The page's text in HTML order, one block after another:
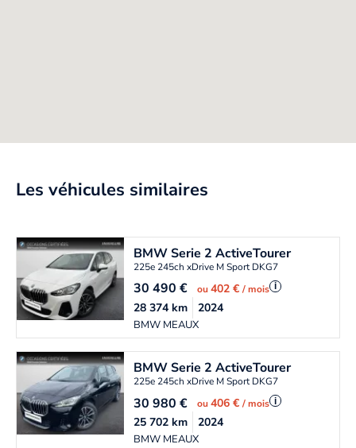
Les véhicules similaires
BMWSerie 2 ActiveTourer
225e 245ch xDrive M Sport DKG7
30 490€ ou402 €/ mois i
BMW MEAUX
28 374km 2024
BMWSerie 2 ActiveTourer
225e 245ch xDrive M Sport DKG7
30 980€ ou406 €/ mois i
BMW MEAUX
25 702km 2024